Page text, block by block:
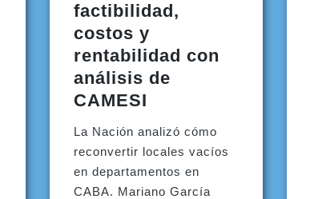
factibilidad,
costos y
rentabilidad con
análisis de
CAMESI
La Nación analizó cómo
reconvertir locales vacíos
en departamentos en
CABA. Mariano García